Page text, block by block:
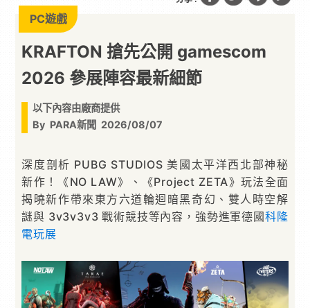
PC遊戲
KRAFTON 搶先公開 gamescom
2026 參展陣容最新細節
以下內容由廠商提供
By PARA新聞 2026/08/07
深度剖析 PUBG STUDIOS 美國太平洋西北部神秘
新作！《NO LAW》、《Project ZETA》玩法全面
揭曉新作帶來東方六道輪迴暗黑奇幻、雙人時空解
謎與 3v3v3v3 戰術競技等內容，強勢進軍德國科隆
電玩展